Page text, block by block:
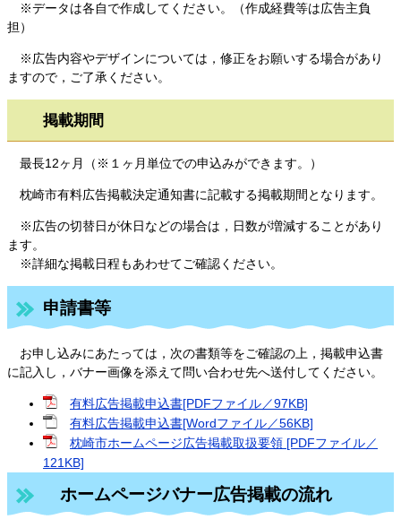
※データは各自で作成してください。（作成経費等は広告主負
担）
※広告内容やデザインについては，修正をお願いする場合があり
ますので，ご了承ください。
掲載期間
最長12ヶ月（※１ヶ月単位での申込みができます。）
枕崎市有料広告掲載決定通知書に記載する掲載期間となります。
※広告の切替日が休日などの場合は，日数が増減することがあり
ます。
※詳細な掲載日程もあわせてご確認ください。
申請書等
お申し込みにあたっては，次の書類等をご確認の上，掲載申込書
に記入し，バナー画像を添えて問い合わせ先へ送付してください。
有料広告掲載申込書[PDFファイル／97KB]
有料広告掲載申込書[Wordファイル／56KB]
枕崎市ホームページ広告掲載取扱要領 [PDFファイル／
121KB]
ホームページバナー広告掲載の流れ